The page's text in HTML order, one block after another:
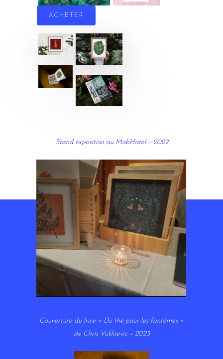
ACHETER
Stand exposition au MobHotel – 2022
Couverture du livre « Du thé pour les fantômes »
de Chris Vuklisevic – 2023